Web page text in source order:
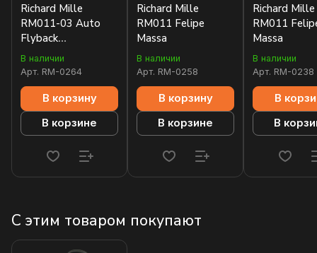
Richard Mille
RM011-03 Auto
Flyback
Chronograph
В наличии
Арт. RM-0264
В корзину
В корзине
Richard Mille
RM011 Felipe
Massa
В наличии
Арт. RM-0258
В корзину
В корзине
Richard Mille
RM011
Massa
В наличии
Арт. RM-0238
В
В
С этим товаром покупают